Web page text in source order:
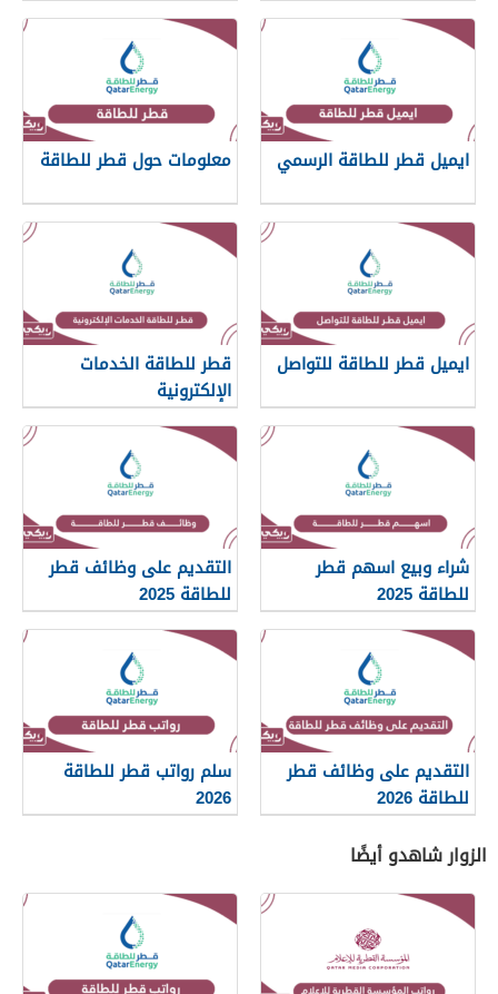
ايميل قطر للطاقة الرسمي معلومات حول قطر للطاقة
ايميل قطر للطاقة للتواصل
قطر للطاقة الخدمات
الإلكترونية
شراء وبيع اسهم قطر
للطاقة 2025
التقديم على وظائف قطر
للطاقة 2025
التقديم على وظائف قطر
للطاقة 2026
سلم رواتب قطر للطاقة
2026
الزوار شاهدو أيضًا